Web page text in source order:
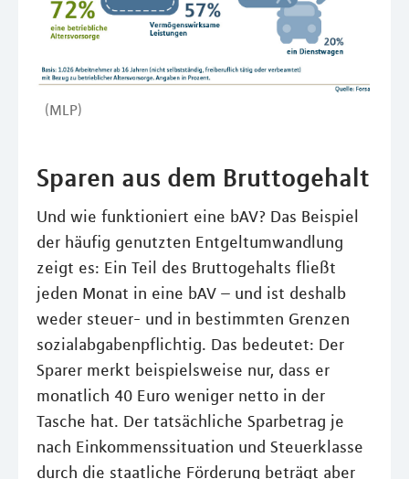
(MLP)
Sparen aus dem Bruttogehalt
Und wie funktioniert eine bAV? Das Beispiel
der häufig genutzten Entgeltumwandlung
zeigt es: Ein Teil des Bruttogehalts fließt
jeden Monat in eine bAV – und ist deshalb
weder steuer- und in bestimmten Grenzen
sozialabgabenpflichtig. Das bedeutet: Der
Sparer merkt beispielsweise nur, dass er
monatlich 40 Euro weniger netto in der
Tasche hat. Der tatsächliche Sparbetrag je
nach Einkommenssituation und Steuerklasse
durch die staatliche Förderung beträgt aber